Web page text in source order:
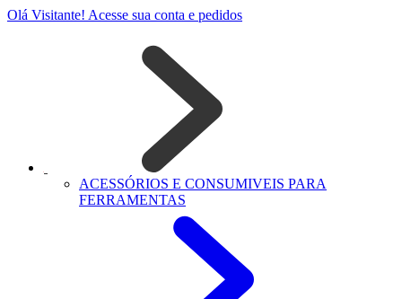
Olá Visitante! Acesse sua conta e pedidos
ACESSÓRIOS E CONSUMIVEIS PARA
FERRAMENTAS